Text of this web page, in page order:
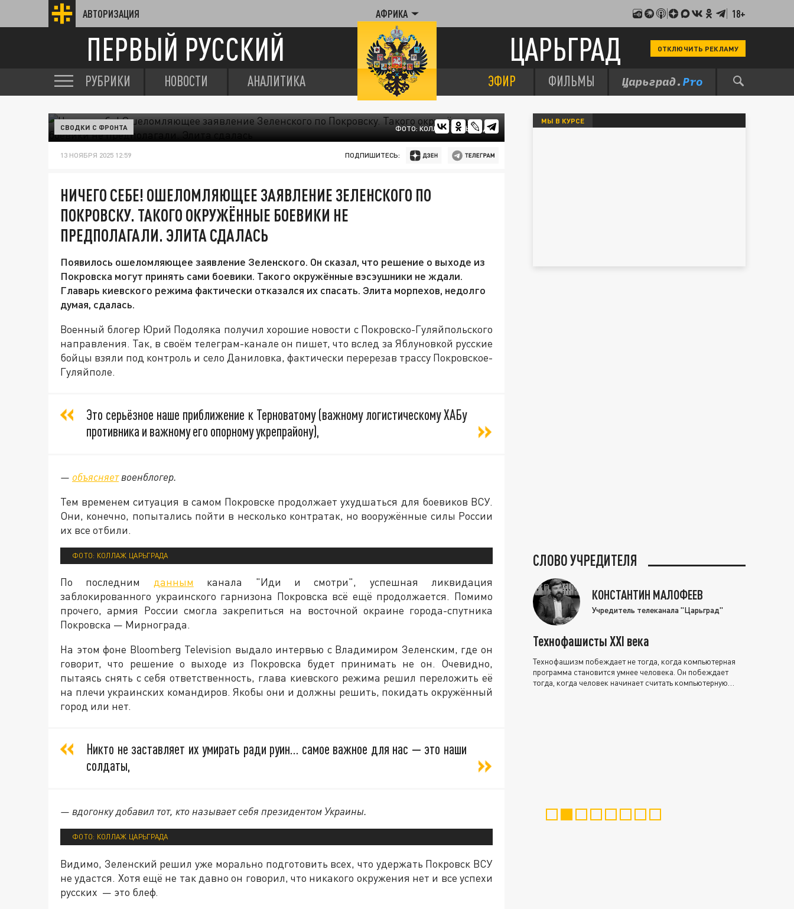
АВТОРИЗАЦИЯ АФРИКА 18+
ПЕРВЫЙ РУССКИЙ ЦАРЬГРАД ОТКЛЮЧИТЬ РЕКЛАМУ
РУБРИКИ НОВОСТИ АНАЛИТИКА ЭФИР ФИЛЬМЫ
ФОТО: КОЛЛАЖ ЦАРЬГРАДА
СВОДКИ С ФРОНТА
13 НОЯБРЯ 2025 12:59 ПОДПИШИТЕСЬ:
НИЧЕГО СЕБЕ! ОШЕЛОМЛЯЮЩЕЕ ЗАЯВЛЕНИЕ ЗЕЛЕНСКОГО ПО
ПОКРОВСКУ. ТАКОГО ОКРУЖЁННЫЕ БОЕВИКИ НЕ
ПРЕДПОЛАГАЛИ. ЭЛИТА СДАЛАСЬ
Появилось ошеломляющее заявление Зеленского. Он сказал, что решение о выходе из
Покровска могут принять сами боевики. Такого окружённые вэсэушники не ждали.
Главарь киевского режима фактически отказался их спасать. Элита морпехов, недолго
думая, сдалась.
Военный блогер Юрий Подоляка получил хорошие новости с Покровско-Гуляйпольского
направления. Так, в своём телеграм-канале он пишет, что вслед за Яблуновкой русские
бойцы взяли под контроль и село Даниловка, фактически перерезав трассу Покровское-
Гуляйполе.
Это серьёзное наше приближение к Терноватому (важному логистическому ХАБу
противника и важному его опорному укрепрайону),
— объясняетвоенблогер.
Тем временем ситуация в самом Покровске продолжает ухудшаться для боевиков ВСУ.
Они, конечно, попытались пойти в несколько контратак, но вооружённые силы России
их все отбили.
ФОТО: КОЛЛАЖ ЦАРЬГРАДА
По последним данным канала "Иди и смотри", успешная ликвидация
заблокированного украинского гарнизона Покровска всё ещё продолжается. Помимо
прочего, армия России смогла закрепиться на восточной окраине города-спутника
Покровска — Мирнограда.
На этом фоне Bloomberg Television выдало интервью с Владимиром Зеленским, где он
говорит, что решение о выходе из Покровска будет принимать не он. Очевидно,
пытаясь снять с себя ответственность, глава киевского режима решил переложить её
на плечи украинских командиров. Якобы они и должны решить, покидать окружённый
город или нет.
Никто не заставляет их умирать ради руин… самое важное для нас — это наши
солдаты,
— вдогонку добавил тот, кто называет себя президентом Украины.
ФОТО: КОЛЛАЖ ЦАРЬГРАДА
Видимо, Зеленский решил уже морально подготовить всех, что удержать Покровск ВСУ
не удастся. Хотя ещё не так давно он говорил, что никакого окружения нет и все успехи
русских — это блеф.
МЫ В КУРСЕ
СЛОВО УЧРЕДИТЕЛЯ
КОНСТАНТИН МАЛОФЕЕВ
Учредитель телеканала "Царьград"
Технофашисты XXI века
Технофашизм побеждает не тогда, когда компьютерная
программа становится умнее человека. Он побеждает
тогда, когда человек начинает считать компьютерную